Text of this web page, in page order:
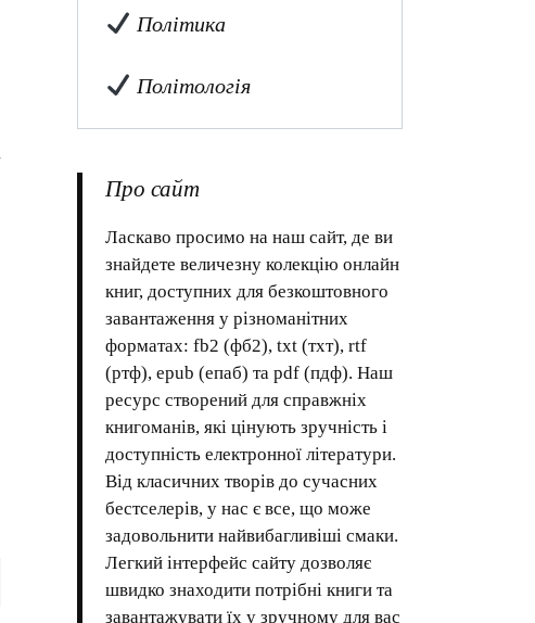
Політика
Політологія
Про сайт
Ласкаво просимо на наш сайт, де ви
знайдете величезну колекцію онлайн
книг, доступних для безкоштовного
завантаження у різноманітних
форматах: fb2 (фб2), txt (тхт), rtf
(ртф), epub (епаб) та pdf (пдф). Наш
ресурс створений для справжніх
книгоманів, які цінують зручність і
доступність електронної літератури.
Від класичних творів до сучасних
бестселерів, у нас є все, що може
задовольнити найвибагливіші смаки.
Легкий інтерфейс сайту дозволяє
швидко знаходити потрібні книги та
завантажувати їх у зручному для вас